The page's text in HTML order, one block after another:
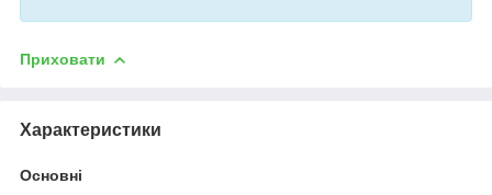
Приховати
Характеристики
Основні